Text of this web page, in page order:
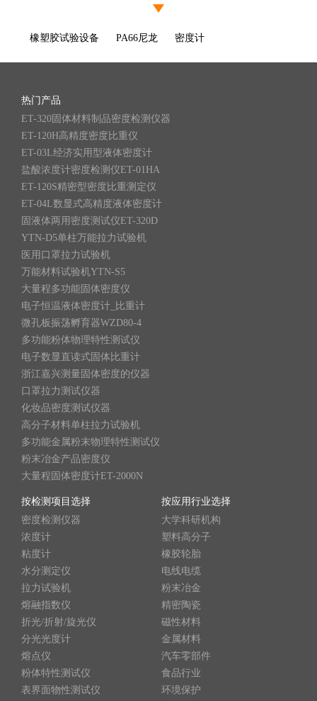
橡塑胶试验设备 PA66尼龙 密度计
热门产品
ET-320固体材料制品密度检测仪器
ET-120H高精度密度比重仪
ET-03L经济实用型液体密度计
盐酸浓度计密度检测仪ET-01HA
ET-120S精密型密度比重测定仪
ET-04L数显式高精度液体密度计
固液体两用密度测试仪ET-320D
YTN-D5单柱万能拉力试验机
医用口罩拉力试验机
万能材料试验机YTN-S5
大量程多功能固体密度仪
电子恒温液体密度计_比重计
微孔板振荡孵育器WZD80-4
多功能粉体物理特性测试仪
电子数显直读式固体比重计
浙江嘉兴测量固体密度的仪器
口罩拉力测试仪器
化妆品密度测试仪器
高分子材料单柱拉力试验机
多功能金属粉末物理特性测试仪
粉末冶金产品密度仪
大量程固体密度计ET-2000N
按检测项目选择
密度检测仪器
浓度计
粘度计
水分测定仪
拉力试验机
熔融指数仪
折光/折射/旋光仪
分光光度计
熔点仪
粉体特性测试仪
表界面物性测试仪
按应用行业选择
大学科研机构
塑料高分子
橡胶轮胎
电线电缆
粉末冶金
精密陶瓷
磁性材料
金属材料
汽车零部件
食品行业
环境保护